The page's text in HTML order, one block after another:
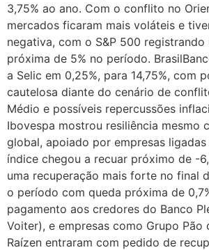
3,75% ao ano. Com o conflito no
mercados ficaram mais voláteis e
negativa, com o S&P 500 registrando
próxima de 5% no período.
a Selic em 0,25%, para 14,75%, com
cautelosa diante do cenário de
Médio e possíveis repercussões
Ibovespa mostrou resiliência mesmo
global, apoiado por empresas
índice chegou a recuar próximo de -
uma recuperação mais forte no final
o período com queda próxima de
pagamento aos credores do Banco
Voiter), e empresas como Grupo Pão
Raízen entraram com pedido de